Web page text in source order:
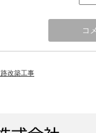
改築工事